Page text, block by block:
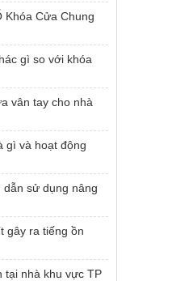
Khóa Cửa Chung
gì so với khóa
vân tay cho nhà
gì và hoạt động
sử dụng nâng
gây ra tiếng ồn
tại nhà khu vực TP